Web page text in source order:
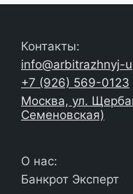
Контакты:
info@arbitrazhnyj-
+7 (926) 569-0123
Москва, ул.
Семеновская)
О нас:
Банкрот Эксперт